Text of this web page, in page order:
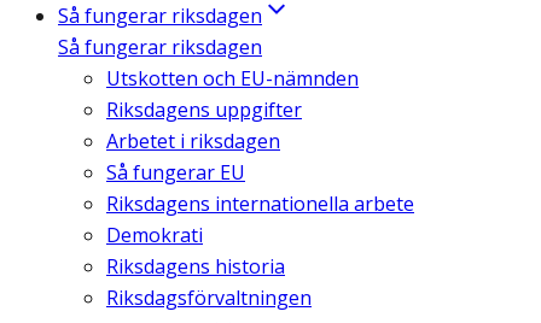
Så fungerar riksdagen
Så fungerar riksdagen
Utskotten och EU-nämnden
Riksdagens uppgifter
Arbetet i riksdagen
Så fungerar EU
Riksdagens internationella arbete
Demokrati
Riksdagens historia
Riksdagsförvaltningen